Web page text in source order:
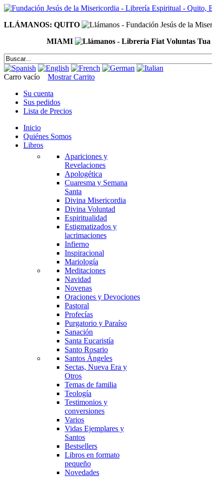
LLÁMANOS: QUITO
MIAMI
Carro vacío
Mostrar Carrito
Su cuenta
Sus pedidos
Lista de Precios
Inicio
Quiénes Somos
Libros
Apariciones y
Revelaciones
Apologética
Cuaresma y Semana
Santa
Divina Misericordia
Divina Voluntad
Espiritualidad
Estigmatizados y
lacrimaciones
Infierno
Inspiracional
Mariología
Meditaciones
Navidad
Novenas
Oraciones y Devociones
Pastoral
Profecías
Purgatorio y Paraíso
Sanación
Santa Eucaristía
Santo Rosario
Santos Ángeles
Sectas, Nueva Era y
Otros
Temas de familia
Teología
Testimonios y
conversiones
Varios
Vidas Ejemplares y
Santos
Bestsellers
Libros en formato
pequeño
Novedades